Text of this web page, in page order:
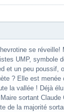
se
UMP, symbole
et un peu poussif,
? Elle est
la vallée ! Déjà
sortant Claude
de la majorité